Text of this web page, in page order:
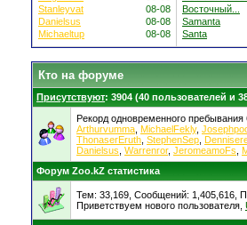
Stanleyvat
08-08
Danielsus
08-08
Michaeltup
08-08
Восточный...
Samanta
Santa
Кто на форуме
Присутствуют: 3904 (40 пользователей и
Рекорд одновременного
Arthurvumma MichaelFekly,
ThonaserEruth StephenSep
Danielsus Warrenror, JeromeamoFs
Форум Zoo.kZ статистика
Тем: 33,169, Сообщений: 1,405,616,
Приветствуем нового пользователя,